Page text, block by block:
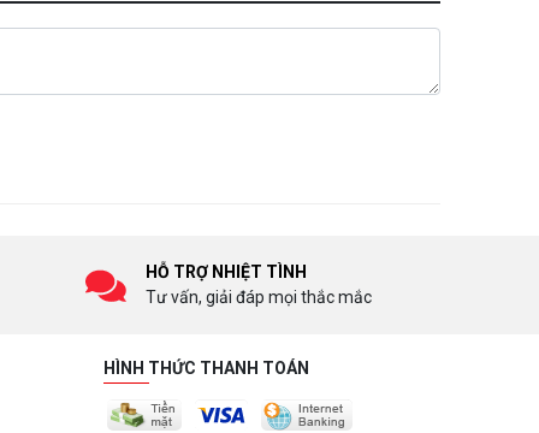
HỖ TRỢ NHIỆT TÌNH
Tư vấn, giải đáp mọi thắc mắc
HÌNH THỨC THANH TOÁN